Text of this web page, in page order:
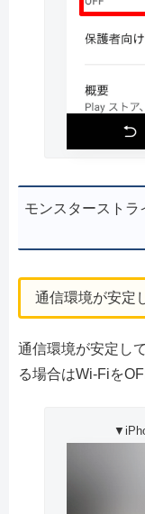
モンスタースト
通信環境が安定
通信環境が安定し
る場合はWi-Fiを